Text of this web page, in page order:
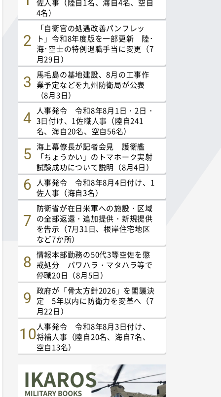
4名）
「自衛官の処遇改善パンフレッ
ト」令和8年度版を一部更新 陸･
海･空士の特例退職手当に変更（7
月29日）
馬毛島の基地建設、8月の工事作
業予定などを九州防衛局が公表
（8月3日）
人事発令 令和8年8月1日・2日・
3日付け、1佐職人事（陸自241
名、海自20名、空自56名）
海上幕僚長が記者会見 護衛艦
「ちょうかい」のトマホーク実射
試験成功について説明（8月4日）
人事発令 令和8年8月4日付け、1
佐人事（海自3名）
防衛省が在日米軍への施設・区域
の全部返還・追加提供・新規提供
を告示（7月31日、根岸住宅地区
など7か所）
情報本部勤務の50代3等空佐を懲
戒処分 パワハラ・マタハラ等で
停職20日（8月5日）
政府が「骨太方針2026」を閣議決
定 5年以内に防衛力を変革へ（7
月22日）
人事発令 令和8年8月3日付け、
将補人事（陸自20名、海自7名、
空自13名）